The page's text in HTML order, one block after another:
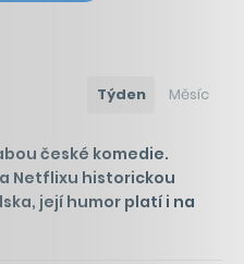
Týden Měsíc
české komedie.
Netflixu historickou
její humor platí i na